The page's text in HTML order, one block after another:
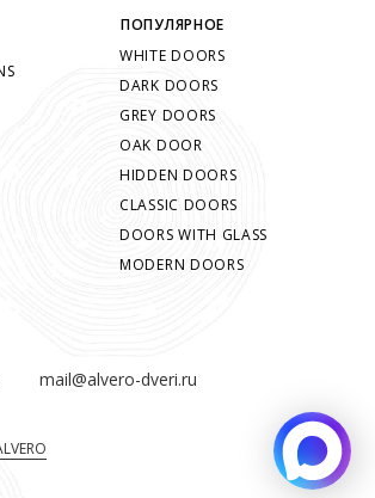
mail@alvero-dveri.ru
ПОПУЛЯРНОЕ
WHITE DOORS
DARK DOORS
GREY DOORS
OAK DOOR
HIDDEN DOORS
CLASSIC DOORS
DOORS WITH GLASS
MODERN DOORS